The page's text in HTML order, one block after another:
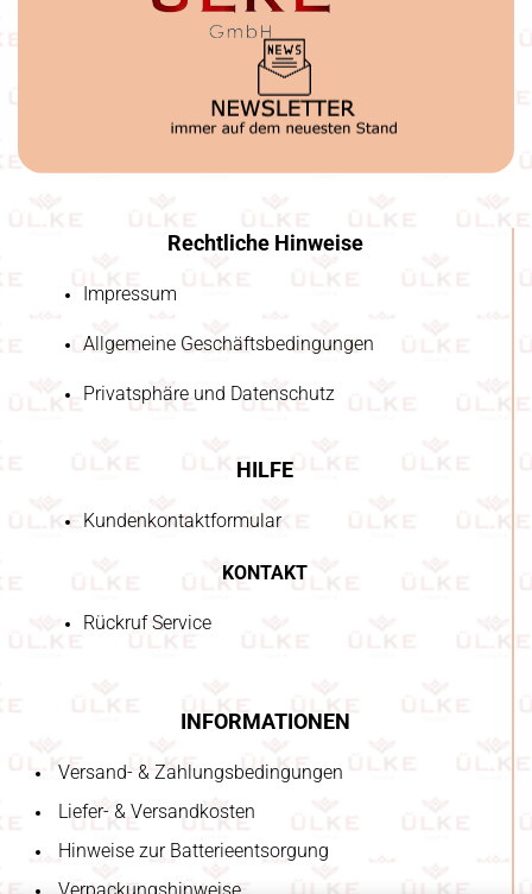
Rechtliche Hinweise
Impressum
Allgemeine Geschäftsbedingungen
Privatsphäre und Datenschutz
HILFE
Kundenkontaktformular
KONTAKT
Rückruf Service
INFORMATIONEN
Versand- & Zahlungsbedingungen
Liefer- & Versandkosten
Hinweise zur Batterieentsorgung